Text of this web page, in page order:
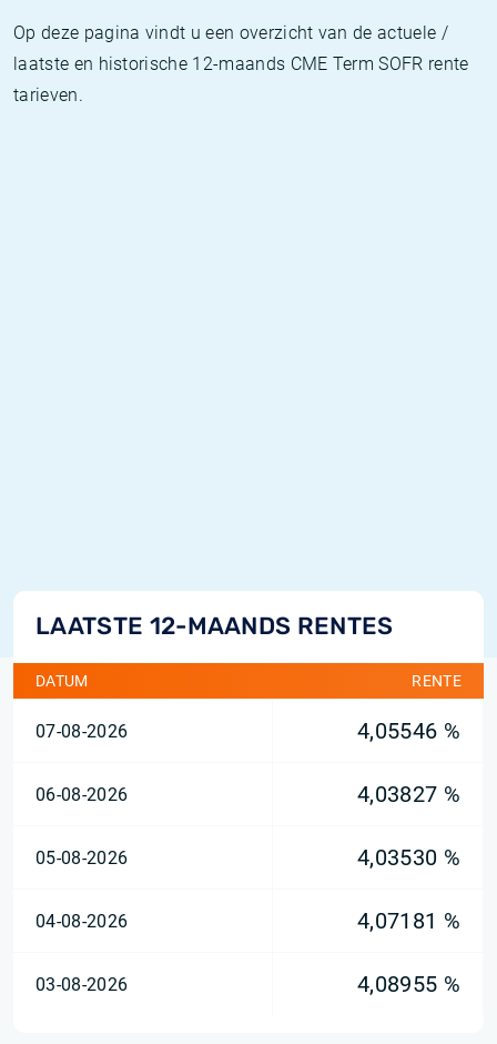
Op deze pagina vindt u een overzicht van de actuele /
laatste en historische 12-maands CME Term SOFR rente
tarieven.
LAATSTE 12-MAANDS RENTES
DATUM RENTE
07-08-2026 4,05546 %
06-08-2026 4,03827 %
05-08-2026 4,03530 %
04-08-2026 4,07181 %
03-08-2026 4,08955 %